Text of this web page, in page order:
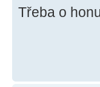
Třeba o